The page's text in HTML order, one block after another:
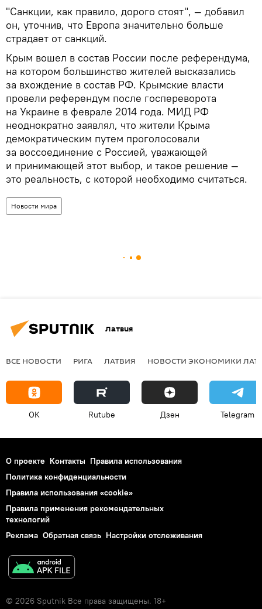
"Санкции, как правило, дорого стоят", — добавил
он, уточнив, что Европа значительно больше
страдает от санкций.
Крым вошел в состав России после референдума,
на котором большинство жителей высказались
за вхождение в состав РФ. Крымские власти
провели референдум после госпереворота
на Украине в феврале 2014 года. МИД РФ
неоднократно заявлял, что жители Крыма
демократическим путем проголосовали
за воссоединение с Россией, уважающей
и принимающей этот выбор, и такое решение —
это реальность, с которой необходимо считаться.
Новости мира
Латвия
ВСЕ НОВОСТИ РИГА ЛАТВИЯ НОВОСТИ ЭКОНОМИКИ
OK Rutube Дзен Telegram
О проекте Контакты Правила использования
Политика конфиденциальности
Правила использования «cookie»
Правила применения рекомендательных
технологий
Реклама Обратная связь Настройки отслеживания
© 2026 Sputnik Все права защищены. 18+